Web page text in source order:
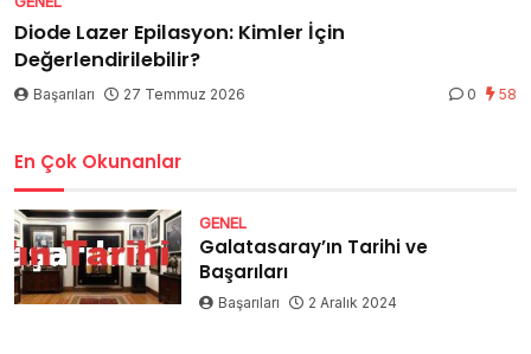
Diode Lazer Epilasyon: Kimler İçin
Değerlendirilebilir?
Başarıları 27 Temmuz 2026 0 58
En Çok Okunanlar
GENEL
Galatasaray’ın Tarihi ve
Başarıları
Başarıları 2 Aralık 2024